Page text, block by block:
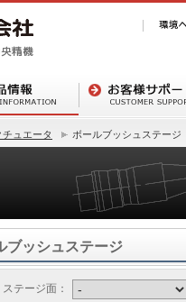
ュエータ ボールブッシュステージ
ブッシュステージ
ステージ面：